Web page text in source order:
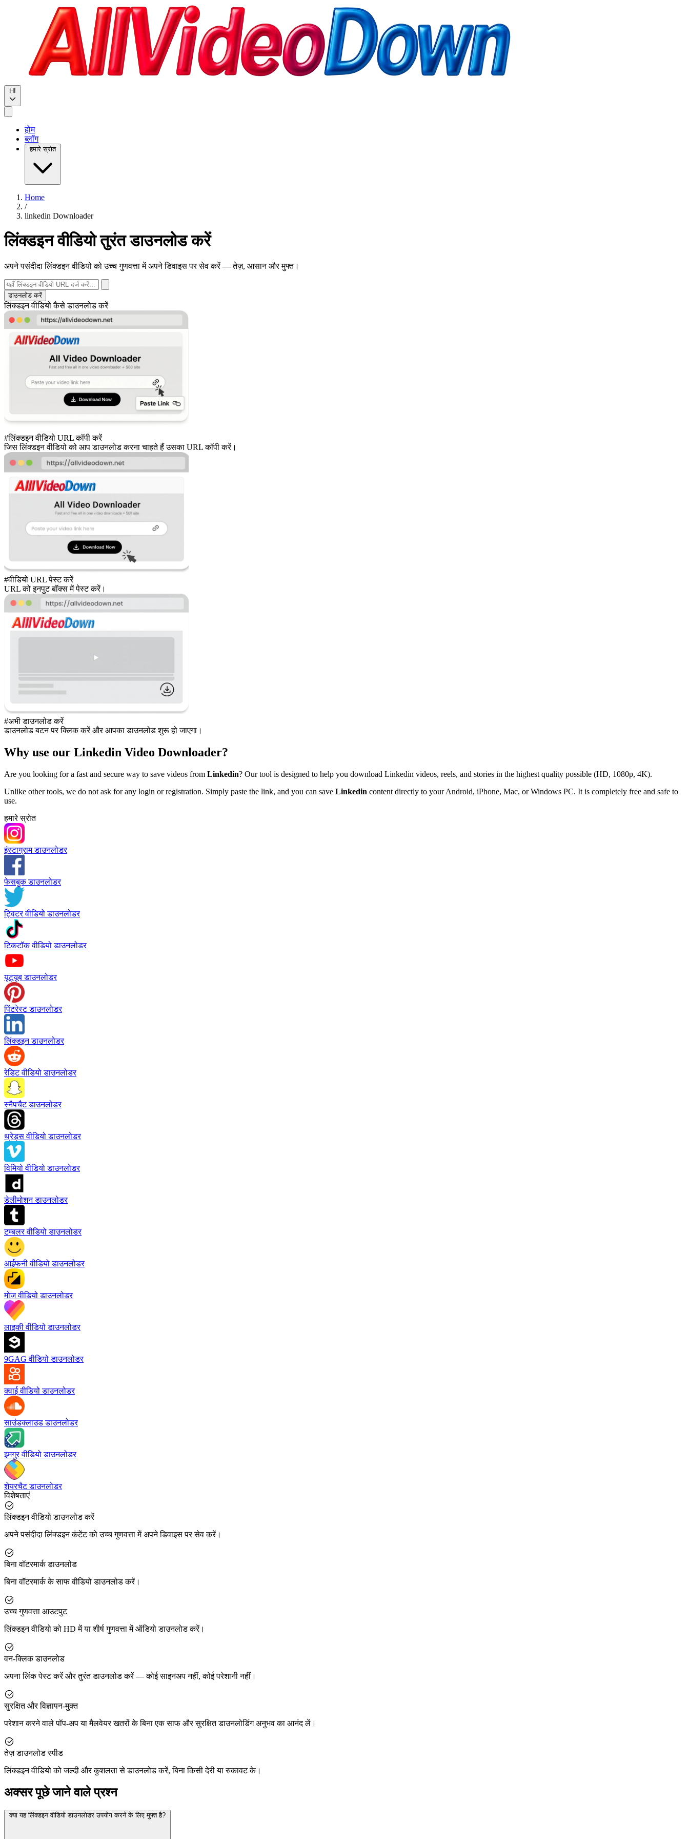
HI
होम
ब्लॉग
हमारे स्रोत
Home
/
linkedin Downloader
लिंक्डइन वीडियो तुरंत डाउनलोड करें
अपने पसंदीदा लिंक्डइन वीडियो को उच्च गुणवत्ता में अपने डिवाइस पर सेव करें — तेज़, आसान और मुफ्त।
डाउनलोड करें
लिंक्डइन वीडियो कैसे डाउनलोड करें
#लिंक्डइन वीडियो URL कॉपी करें
जिस लिंक्डइन वीडियो को आप डाउनलोड करना चाहते हैं उसका URL कॉपी करें।
#वीडियो URL पेस्ट करें
URL को इनपुट बॉक्स में पेस्ट करें।
#अभी डाउनलोड करें
डाउनलोड बटन पर क्लिक करें और आपका डाउनलोड शुरू हो जाएगा।
Why use our Linkedin Video Downloader?
Are you looking for a fast and secure way to save videos from Linkedin? Our tool is designed to help you download Linkedin videos, reels, and stories in the highest quality possible (HD, 1080p, 4K).
Unlike other tools, we do not ask for any login or registration. Simply paste the link, and you can save Linkedin content directly to your Android, iPhone, Mac, or Windows PC. It is completely free and safe to
use.
हमारे स्रोत
इंस्टाग्राम डाउनलोडर
फेसबुक डाउनलोडर
ट्विटर वीडियो डाउनलोडर
टिकटॉक वीडियो डाउनलोडर
यूट्यूब डाउनलोडर
पिंटरेस्ट डाउनलोडर
लिंक्डइन डाउनलोडर
रेडिट वीडियो डाउनलोडर
स्नैपचैट डाउनलोडर
थ्रेड्स वीडियो डाउनलोडर
विमियो वीडियो डाउनलोडर
डेलीमोशन डाउनलोडर
टम्बलर वीडियो डाउनलोडर
आईफनी वीडियो डाउनलोडर
मोज वीडियो डाउनलोडर
लाइकी वीडियो डाउनलोडर
9GAG वीडियो डाउनलोडर
क्वाई वीडियो डाउनलोडर
साउंडक्लाउड डाउनलोडर
इमगुर वीडियो डाउनलोडर
शेयरचैट डाउनलोडर
विशेषताएं
लिंक्डइन वीडियो डाउनलोड करें
अपने पसंदीदा लिंक्डइन कंटेंट को उच्च गुणवत्ता में अपने डिवाइस पर सेव करें।
बिना वॉटरमार्क डाउनलोड
बिना वॉटरमार्क के साफ वीडियो डाउनलोड करें।
उच्च गुणवत्ता आउटपुट
लिंक्डइन वीडियो को HD में या शीर्ष गुणवत्ता में ऑडियो डाउनलोड करें।
वन-क्लिक डाउनलोड
अपना लिंक पेस्ट करें और तुरंत डाउनलोड करें — कोई साइनअप नहीं, कोई परेशानी नहीं।
सुरक्षित और विज्ञापन-मुक्त
परेशान करने वाले पॉप-अप या मैलवेयर खतरों के बिना एक साफ और सुरक्षित डाउनलोडिंग अनुभव का आनंद लें।
तेज़ डाउनलोड स्पीड
लिंक्डइन वीडियो को जल्दी और कुशलता से डाउनलोड करें, बिना किसी देरी या रुकावट के।
अक्सर पूछे जाने वाले प्रश्न
क्या यह लिंक्डइन वीडियो डाउनलोडर उपयोग करने के लिए मुफ्त है?